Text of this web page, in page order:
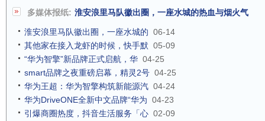
多媒体报纸: 淮安浪里马队徽出圈，一座水城的热血与烟火气
淮安浪里马队徽出圈，一座水城的 06-14
其他家在接入龙虾的时候，快手默 05-09
“华为智擎”新品牌正式启航，华 04-25
smart品牌之夜重磅启幕，精灵2号 04-25
华为王超：华为智擎构筑新能源汽 04-24
华为DriveONE全新中文品牌“华为 04-23
引爆商圈热度，抖音生活服务「心 02-09